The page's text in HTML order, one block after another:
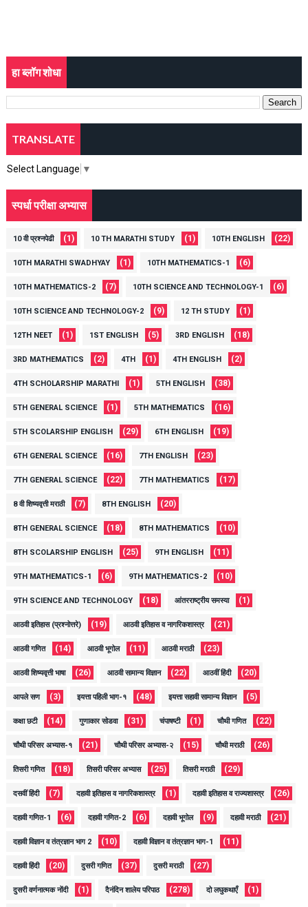
हा ब्लॉग शोधा
TRANSLATE
Select Language ▼
स्पर्धा परीक्षा अभ्यास
10 वी प्रश्नपेढी (1) 10 TH MARATHI STUDY (1) 10TH ENGLISH (22)
10TH MARATHI SWADHYAY (1) 10TH MATHEMATICS-1 (6)
10TH MATHEMATICS-2 (7) 10TH SCIENCE AND TECHNOLOGY-1 (6)
10TH SCIENCE AND TECHNOLOGY-2 (9) 12 TH STUDY (1)
12TH NEET (1) 1ST ENGLISH (5) 3RD ENGLISH (18)
3RD MATHEMATICS (2) 4TH (1) 4TH ENGLISH (2)
4TH SCHOLARSHIP MARATHI (1) 5TH ENGLISH (38)
5TH GENERAL SCIENCE (1) 5TH MATHEMATICS (16)
5TH SCOLARSHIP ENGLISH (29) 6TH ENGLISH (19)
6TH GENERAL SCIENCE (16) 7TH ENGLISH (23)
7TH GENERAL SCIENCE (22) 7TH MATHEMATICS (17)
8 वी शिष्यवृत्ती मराठी (7) 8TH ENGLISH (20)
8TH GENERAL SCIENCE (18) 8TH MATHEMATICS (10)
8TH SCOLARSHIP ENGLISH (25) 9TH ENGLISH (11)
9TH MATHEMATICS-1 (6) 9TH MATHEMATICS-2 (10)
9TH SCIENCE AND TECHNOLOGY (18) आंतरराष्ट्रीय समस्या (1)
आठवी इतिहास (प्रश्नोत्तरे) (19) आठवी इतिहास व नागरिकशास्त्र (21)
आठवी गणित (14) आठवी भूगोल (11) आठवी मराठी (23)
आठवी शिष्यवृत्ती भाषा (26) आठवी सामान्य विज्ञान (22) आठवीं हिंदी (20)
आपले सण (3) इयत्ता पहिली भाग-१ (48) इयत्ता सहावी सामान्य विज्ञान (5)
कक्षा छटी (14) गुणाकार सोडवा (31) चंपाषष्टी (1) चौथी गणित (22)
चौथी परिसर अभ्यास-१ (21) चौथी परिसर अभ्यास-२ (15) चौथी मराठी (26)
तिसरी गणित (18) तिसरी परिसर अभ्यास (25) तिसरी मराठी (29)
दसवीं हिंदी (7) दहावी इतिहास व नागरिकशास्त्र (1) दहावी इतिहास व राज्यशास्त्र (26)
दहावी गणित-1 (6) दहावी गणित-2 (6) दहावी भूगोल (9) दहावी मराठी (21)
दहावी विज्ञान व तंत्रज्ञान भाग 2 (10) दहावी विज्ञान व तंत्रज्ञान भाग-1 (11)
दहावी हिंदी (20) दुसरी गणित (37) दुसरी मराठी (27)
दुसरी वर्णनात्मक नोंदी (1) दैनंदिन शालेय परिपाठ (278) दो लघुकथाएँ (1)